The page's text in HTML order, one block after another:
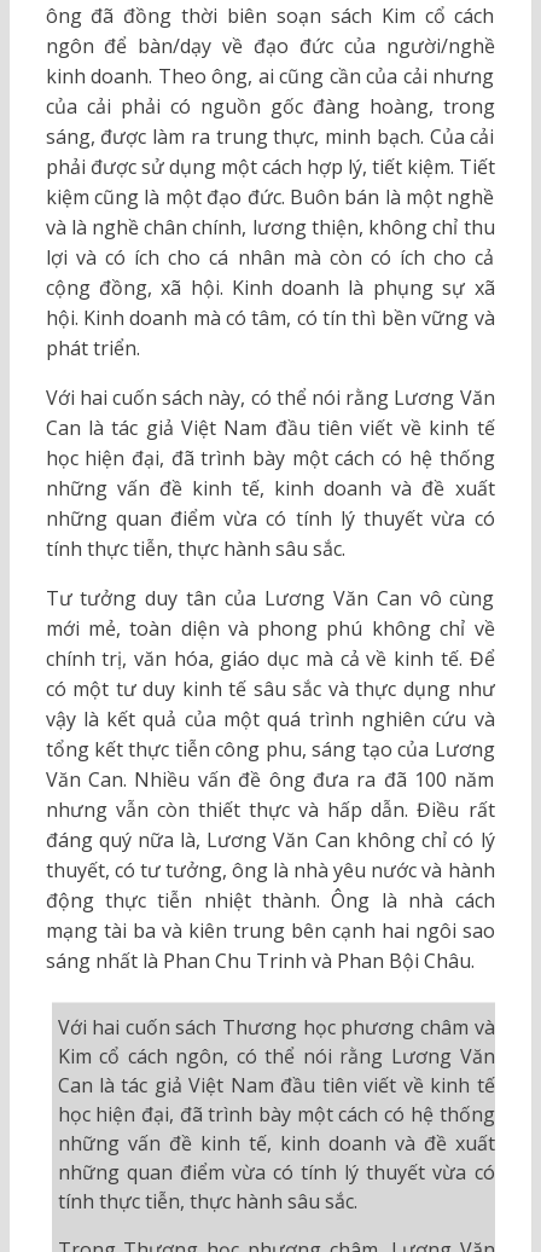
ông đã đồng thời biên soạn sách Kim cổ cách
ngôn để bàn/dạy về đạo đức của người/nghề
kinh doanh. Theo ông, ai cũng cần của cải nhưng
của cải phải có nguồn gốc đàng hoàng, trong
sáng, được làm ra trung thực, minh bạch. Của cải
phải được sử dụng một cách hợp lý, tiết kiệm. Tiết
kiệm cũng là một đạo đức. Buôn bán là một nghề
và là nghề chân chính, lương thiện, không chỉ thu
lợi và có ích cho cá nhân mà còn có ích cho cả
cộng đồng, xã hội. Kinh doanh là phụng sự xã
hội. Kinh doanh mà có tâm, có tín thì bền vững và
phát triển.
Với hai cuốn sách này, có thể nói rằng Lương Văn
Can là tác giả Việt Nam đầu tiên viết về kinh tế
học hiện đại, đã trình bày một cách có hệ thống
những vấn đề kinh tế, kinh doanh và đề xuất
những quan điểm vừa có tính lý thuyết vừa có
tính thực tiễn, thực hành sâu sắc.
Tư tưởng duy tân của Lương Văn Can vô cùng
mới mẻ, toàn diện và phong phú không chỉ về
chính trị, văn hóa, giáo dục mà cả về kinh tế. Để
có một tư duy kinh tế sâu sắc và thực dụng như
vậy là kết quả của một quá trình nghiên cứu và
tổng kết thực tiễn công phu, sáng tạo của Lương
Văn Can. Nhiều vấn đề ông đưa ra đã 100 năm
nhưng vẫn còn thiết thực và hấp dẫn. Điều rất
đáng quý nữa là, Lương Văn Can không chỉ có lý
thuyết, có tư tưởng, ông là nhà yêu nước và hành
động thực tiễn nhiệt thành. Ông là nhà cách
mạng tài ba và kiên trung bên cạnh hai ngôi sao
sáng nhất là Phan Chu Trinh và Phan Bội Châu.
Với hai cuốn sách Thương học phương châm và
Kim cổ cách ngôn, có thể nói rằng Lương Văn
Can là tác giả Việt Nam đầu tiên viết về kinh tế
học hiện đại, đã trình bày một cách có hệ thống
những vấn đề kinh tế, kinh doanh và đề xuất
những quan điểm vừa có tính lý thuyết vừa có
tính thực tiễn, thực hành sâu sắc.